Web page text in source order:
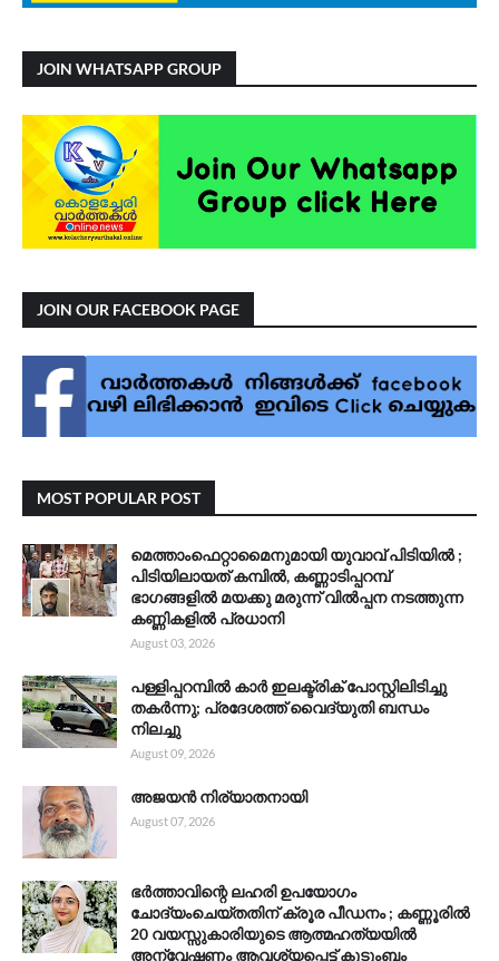
JOIN WHATSAPP GROUP
JOIN OUR FACEBOOK PAGE
MOST POPULAR POST
മെത്താംഫെറ്റാമൈനുമായി യുവാവ് പിടിയിൽ ;
പിടിയിലായത് കമ്പിൽ, കണ്ണാടിപ്പറമ്പ്
ഭാഗങ്ങളിൽ മയക്കു മരുന്ന് വിൽപ്പന നടത്തുന്ന
കണ്ണികളിൽ പ്രധാനി
August 03, 2026
പള്ളിപ്പറമ്പിൽ കാർ ഇലക്ട്രിക് പോസ്റ്റിലിടിച്ചു
തകർന്നു; പ്രദേശത്ത് വൈദ്യുതി ബന്ധം
നിലച്ചു
August 09, 2026
അജയൻ നിര്യാതനായി
August 07, 2026
ഭർത്താവിന്റെ ലഹരി ഉപയോഗം
ചോദ്യംചെയ്തതിന് ക്രൂര പീഡനം ; കണ്ണൂരിൽ
20 വയസ്സുകാരിയുടെ ആത്മഹത്യയിൽ
അന്വേഷണം ആവശ്യപ്പെട്ട് കുടുംബം